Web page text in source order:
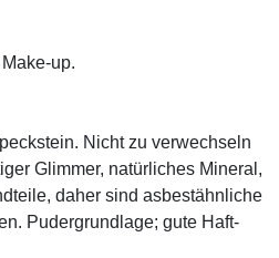
up.
Nicht zu verwechseln
Glimmer, natürliches Mineral,
daher sind asbestähnliche
Pudergrundlage; gute Haft-